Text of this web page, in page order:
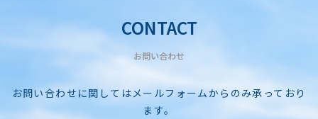
CONTACT
お問い合わせ
お問い合わせに関してはメールフォームからのみ承っており
ます。